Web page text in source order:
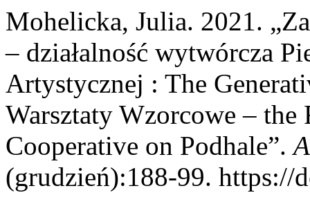
Mohelicka, Julia. 2021.
– działalność wytwórcza
Artystycznej : The
Warsztaty Wzorcowe –
Cooperative on Podhale”.
(grudzień):188-99. https://